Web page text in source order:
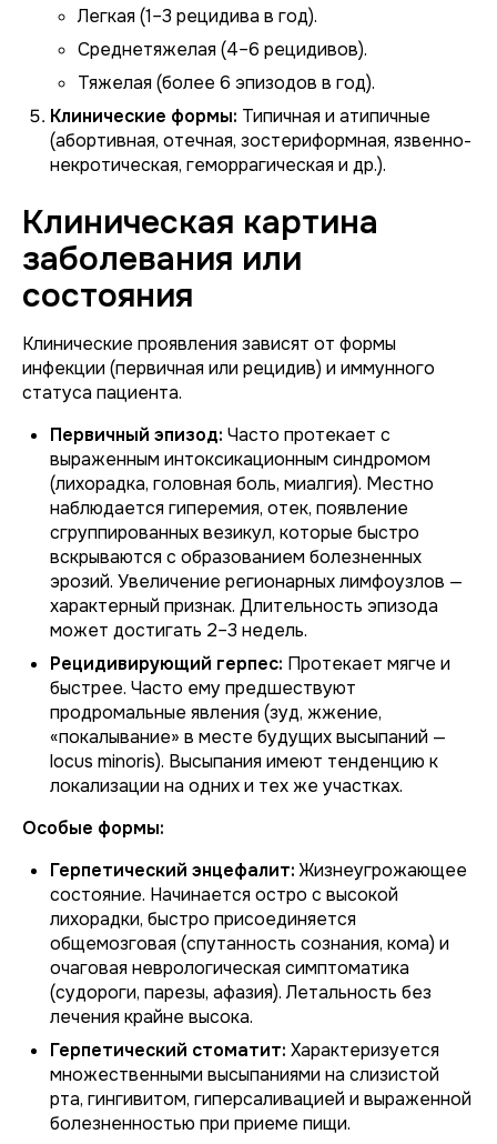
Легкая (1–3 рецидива в год).
Среднетяжелая (4–6 рецидивов).
Тяжелая (более 6 эпизодов в год).
Клинические формы: Типичная и атипичные
(абортивная, отечная, зостериформная, язвенно-
некротическая, геморрагическая и др.).
Клиническая картина
заболевания или
состояния
Клинические проявления зависят от формы
инфекции (первичная или рецидив) и иммунного
статуса пациента.
Первичный эпизод: Часто протекает с
выраженным интоксикационным синдромом
(лихорадка, головная боль, миалгия). Местно
наблюдается гиперемия, отек, появление
сгруппированных везикул, которые быстро
вскрываются с образованием болезненных
эрозий. Увеличение регионарных лимфоузлов —
характерный признак. Длительность эпизода
может достигать 2–3 недель.
Рецидивирующий герпес: Протекает мягче и
быстрее. Часто ему предшествуют
продромальные явления (зуд, жжение,
«покалывание» в месте будущих высыпаний —
locus minoris). Высыпания имеют тенденцию к
локализации на одних и тех же участках.
Особые формы:
Герпетический энцефалит: Жизнеугрожающее
состояние. Начинается остро с высокой
лихорадки, быстро присоединяется
общемозговая (спутанность сознания, кома) и
очаговая неврологическая симптоматика
(судороги, парезы, афазия). Летальность без
лечения крайне высока.
Герпетический стоматит: Характеризуется
множественными высыпаниями на слизистой
рта, гингивитом, гиперсаливацией и выраженной
болезненностью при приеме пищи.